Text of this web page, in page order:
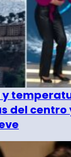
del centro